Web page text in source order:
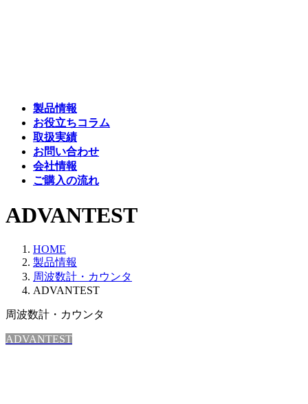
製品情報
お役立ちコラム
取扱実績
お問い合わせ
会社情報
ご購入の流れ
ADVANTEST
HOME
製品情報
周波数計・カウンタ
ADVANTEST
周波数計・カウンタ
ADVANTEST